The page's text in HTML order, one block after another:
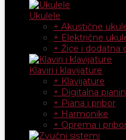
Ukulele
+ Akustične
+ Električne
+ Žice i dodatna
Klaviri i klavijature
+ Klavijature
+ Digitalna
+ Piana i pribor
+ Harmonike
+ Oprema i